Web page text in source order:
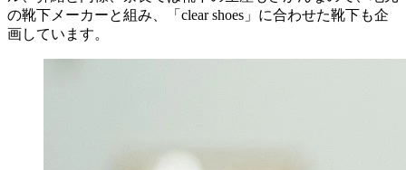
の靴下メーカーと組み、「clear shoes」に合わせた靴下も企
画しています。